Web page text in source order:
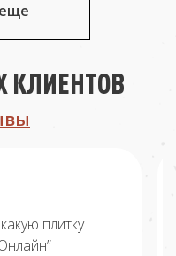
плитку